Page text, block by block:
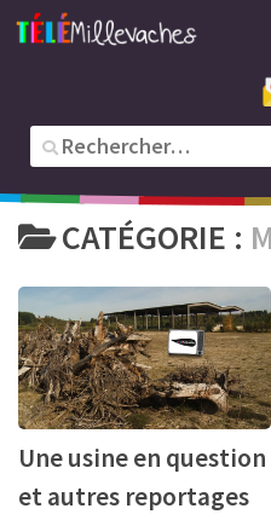
CATÉGORIE :
Une usine en question
et autres reportages